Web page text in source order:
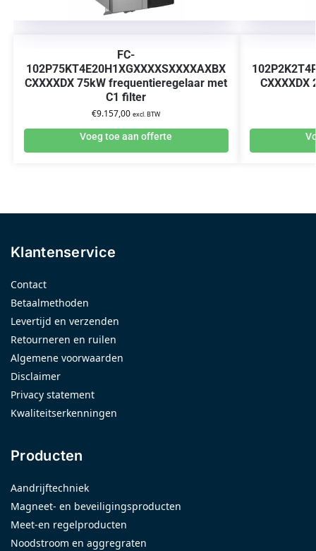
FC-
102P75KT4E20H1XGXXXXSXXXXAXBX
CXXXXDX 75kW frequentieregelaar met
C1 filter
€9.157,00 excl. BTW
Voeg toe aan offerte
Klantenservice
Contact
Betaalmethoden
Levertijd en verzenden
Retourneren en ruilen
Algemene voorwaarden
Disclaimer
Privacy statement
Kwaliteitserkenningen
Producten
Aandrijftechniek
Magneet- en beveiligingsproducten
Meet-en regelproducten
Noodstroom en aggregraten